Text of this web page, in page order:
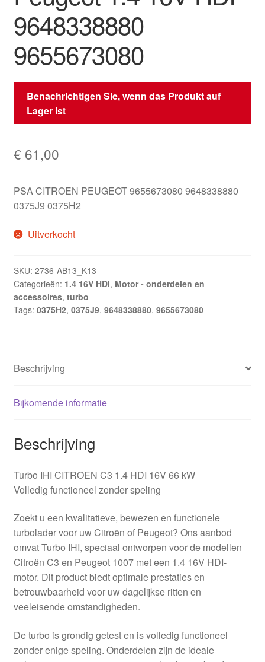
9648338880
9655673080
Benachrichtigen Sie, wenn das Produkt auf
Lager ist
€ 61,00
PSA CITROEN PEUGEOT 9655673080 9648338880
0375J9 0375H2
Uitverkocht
SKU: 2736-AB13_K13
Categorieën: 1.4 16V HDI, Motor - onderdelen en
accessoires, turbo
Tags: 0375H2, 0375J9, 9648338880, 9655673080
Beschrijving
Bijkomende informatie
Beschrijving
Turbo IHI CITROEN C3 1.4 HDI 16V 66 kW
Volledig functioneel zonder speling
Zoekt u een kwalitatieve, bewezen en functionele
turbolader voor uw Citroën of Peugeot? Ons aanbod
omvat Turbo IHI, speciaal ontworpen voor de modellen
Citroën C3 en Peugeot 1007 met een 1.4 16V HDI-
motor. Dit product biedt optimale prestaties en
betrouwbaarheid voor uw dagelijkse ritten en
veeleisende omstandigheden.
De turbo is grondig getest en is volledig functioneel
zonder enige speling. Onderdelen zijn de ideale